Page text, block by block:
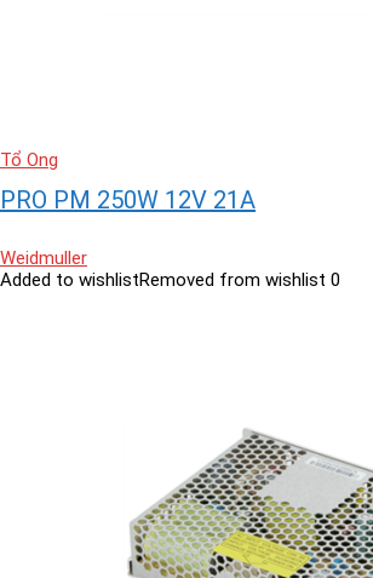
Tổ Ong
PRO PM 250W 12V 21A
Weidmuller
Added to wishlistRemoved from wishlist 0